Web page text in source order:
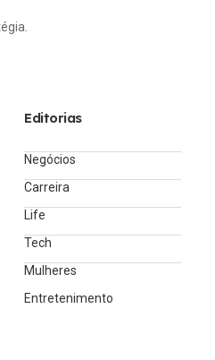
Editorias
Negócios
Carreira
Life
Tech
Mulheres
Entretenimento